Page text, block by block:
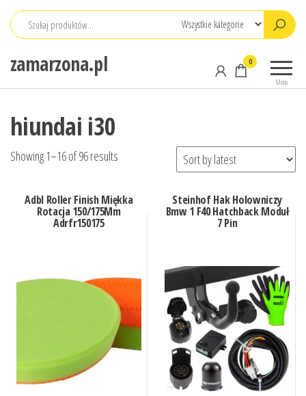
Przejdź
zamarzona.pl
Menu
0
hiundai i30
Showing 1–16 of 96 results
Adbl Roller Finish Miękka
Rotacja 150/175Mm
Adrfr150175
Steinhof Hak Holowniczy
Bmw 1 F40 Hatchback Moduł
7 Pin